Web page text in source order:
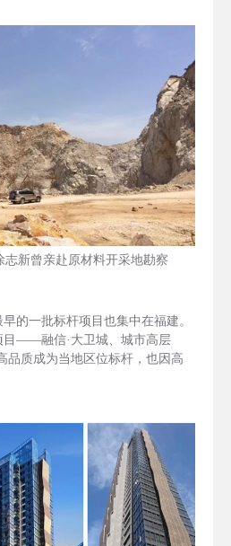
新曾亲赴原材料开采地勘察
的一批标杆项目也集中在福建。
目——融信·大卫城、城市高层
质成为当地区位标杆，也因高